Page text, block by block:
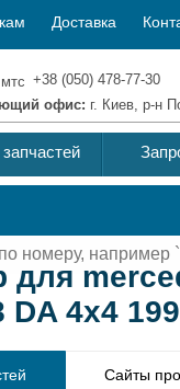
Доставка
+38 (050) 478-77-30
офис: г. Киев, р-н
DA 4x4
Сайты